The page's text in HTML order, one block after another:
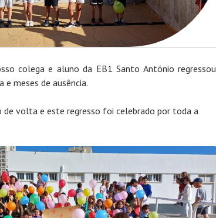
colega e aluno da EB1 Santo António regressou,
e meses de ausência.
de volta e este regresso foi celebrado por toda a